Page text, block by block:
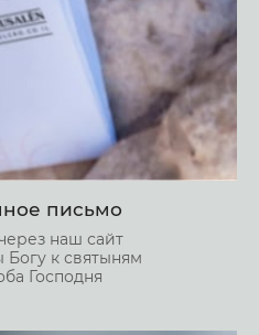
письмо
наш сайт
к святыням
Господня